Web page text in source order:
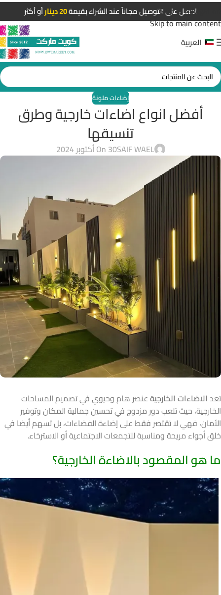
Skip to navigation
Skip to main content
احصل على التوصيل مجاناً عند الشراء بقيمة20 دينار أو أكثر
العربية
إضاءات ملونة
أفضل انواع اضاءات خارجية وطرق
تنسيقها
SAIF WAELOn 30 أكتوبر 2024
تعد الاضاءات الخارجيةعنصر هام وحيوي في تصميم المساحات
الخارجية، حيث تلعب دور مزدوج في تحسين جمالية المكان وتوفير
الأمان، فهي لا تقتصر فقط على إضاءة الفضاءات، بل تسهم أيضا في
خلق أجواء مريحة ومناسبة للتجمعات الاجتماعية أو الاسترخاء.
ما هو المقصود بالاضاءة الخارجية؟